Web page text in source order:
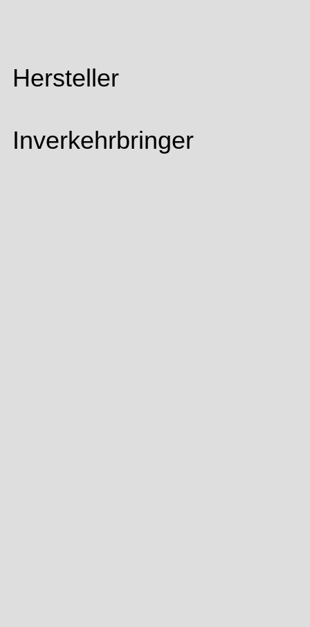
Hersteller
Inverkehrbringer